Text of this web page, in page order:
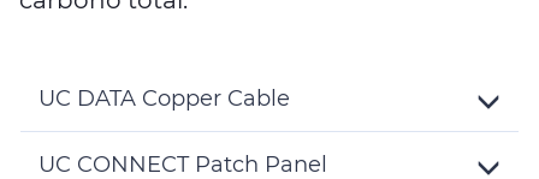
UC DATA Copper Cable
UC CONNECT Patch Panel